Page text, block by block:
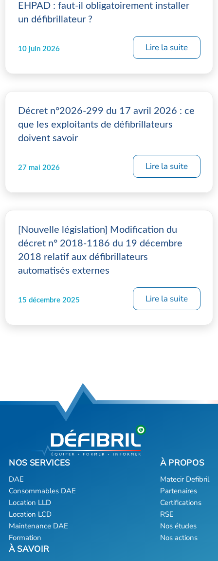
EHPAD : faut-il obligatoirement installer
un défibrillateur ?
10 juin 2026 Lire la suite
Décret n°2026-299 du 17 avril 2026 : ce
que les exploitants de défibrillateurs
doivent savoir
27 mai 2026 Lire la suite
[Nouvelle législation] Modification du
décret n° 2018-1186 du 19 décembre
2018 relatif aux défibrillateurs
automatisés externes
15 décembre 2025 Lire la suite
DAE
Consommables DAE
Location LLD
Location LCD
Maintenance DAE
Formation
Matecir Defibril
Partenaires
Certifications
RSE
Nos études
Nos actions